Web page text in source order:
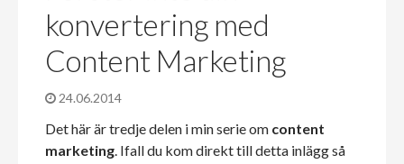
konvertering med
Content Marketing
24.06.2014
Det här är tredje delen i min serie om content
marketing. Ifall du kom direkt till detta inlägg så